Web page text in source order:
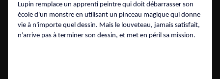
Lupin remplace un apprenti peintre qui doit débarrasser son
école d'un monstre en utilisant un pinceau magique qui donne
vie à n'importe quel dessin. Mais le louveteau, jamais satisfait,
n’arrive pas à terminer son dessin, et met en péril sa mission.